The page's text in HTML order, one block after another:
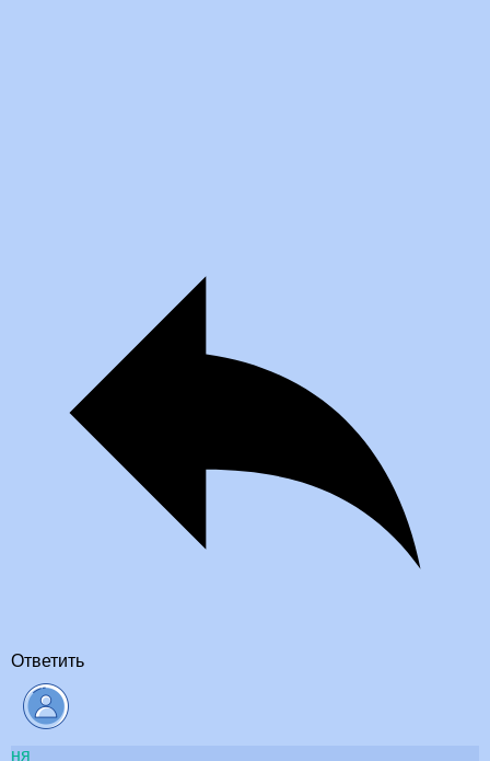
Ответить
ня